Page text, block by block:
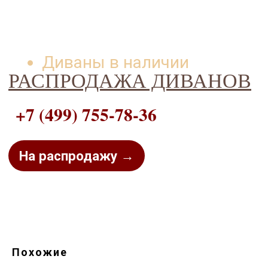
РАСПРОДАЖА ДИВАНОВ
На распродажу →
+7 (499) 755-78-36
Похожие